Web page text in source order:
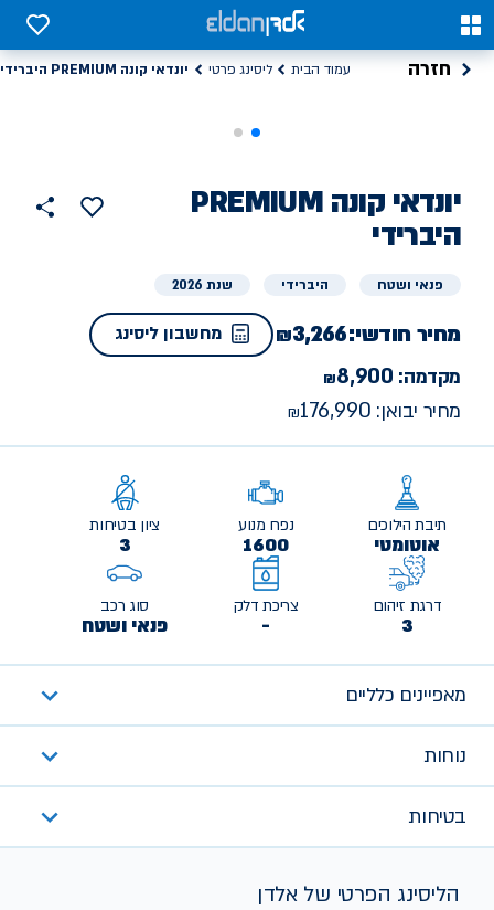
0
0
חזרה עמוד הבית ליסינג פרטי יונדאי קונה PREMIUM היברידי
ליסינג
פרטי
יונדאי
קונה PREMIUM
היברידי
הוסף
למועדפים
פנאי ושטח היברידי שנת 2026
מחיר חודשי:3,266 מחשבון ליסינג
מקדמה: 8,900
מחיר יבואן: 176,990
תיבת הילוכים
אוטומטי
נפח מנוע
1600
ציון בטיחות
3
דרגת זיהום
3
צריכת דלק
-
סוג רכב
פנאי ושטח
מאפיינים כלליים
נוחות
בטיחות
הליסינג הפרטי של אלדן